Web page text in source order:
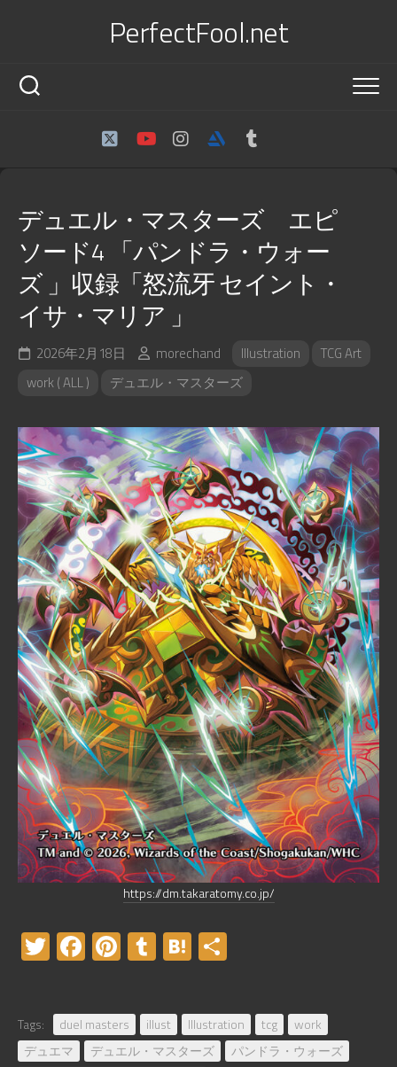
PerfectFool.net
デュエル・マスターズ エピ
ソード4 「パンドラ・ウォー
ズ 」収録「怒流牙 セイント・
イサ・マリア 」
2026年2月18日 morechand Illustration
TCG Art
work ( ALL )
デュエル・マスターズ
https://dm.takaratomy.co.jp/
Twitter
Facebook
Pinterest
TumblrHatena
Tags: duel masters illust Illustration tcg
work
デュエマ
デュエル・マスターズ
パンドラ・ウォーズ